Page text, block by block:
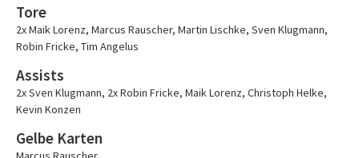
Tore
2x Maik Lorenz, Marcus Rauscher, Martin Lischke, Sven Klugmann,
Robin Fricke, Tim Angelus
Assists
2x Sven Klugmann, 2x Robin Fricke, Maik Lorenz, Christoph Helke,
Kevin Konzen
Gelbe Karten